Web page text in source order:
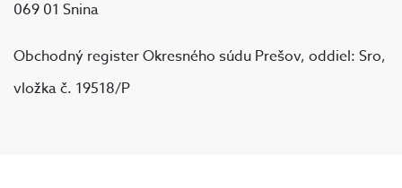
069 01 Snina
Obchodný register Okresného súdu Prešov, oddiel: Sro,
vložka č. 19518/P